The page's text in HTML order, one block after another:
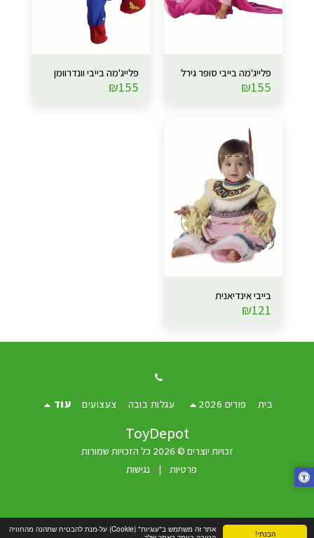
הבנתי!
אתר זה משתמש ב"עוגיות" (Cookie) על-מנת להבטיח שתהנה מהחוויה
פלייג'מה בייבי סופר גירל
₪155
פלייג'מה בייבי וונדרוומן
₪155
בייבי אינדיאנית
₪121
ToyDepot
זכויות יוצרים © 2026 כל הזכויות שמורות
פרטיות | נגישות
בית פורים 2026 עגלות בובה צעצועים עוד